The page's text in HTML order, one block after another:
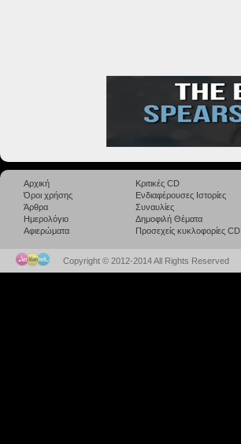
Αρχική
Όροι χρήσης
Άρθρα
Ημερολόγιο
Αφιερώματα
Κριτικές CD
Ενδιαφέρουσες Ιστορίες
Συναυλίες
Δημοφιλή Θέματα
Προσεχείς κυκλοφορίες CD
Copyright © 2012-2014 All Rights Reserved